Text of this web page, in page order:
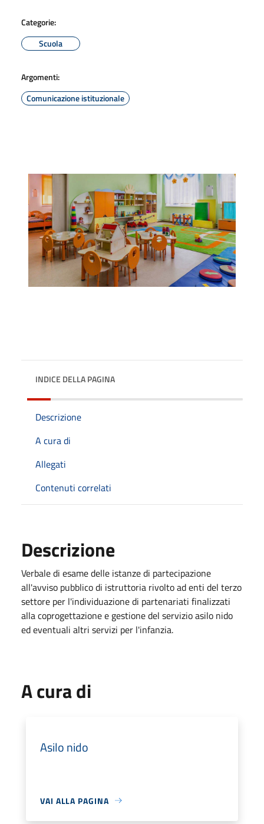
Categorie:
Scuola
Argomenti:
Comunicazione istituzionale
INDICE DELLA PAGINA
Descrizione
A cura di
Allegati
Contenuti correlati
Descrizione
Verbale di esame delle istanze di partecipazione
all'avviso pubblico di istruttoria rivolto ad enti del terzo
settore per l'individuazione di partenariati finalizzati
alla coprogettazione e gestione del servizio asilo nido
ed eventuali altri servizi per l'infanzia.
A cura di
Asilo nido
VAI ALLA PAGINA